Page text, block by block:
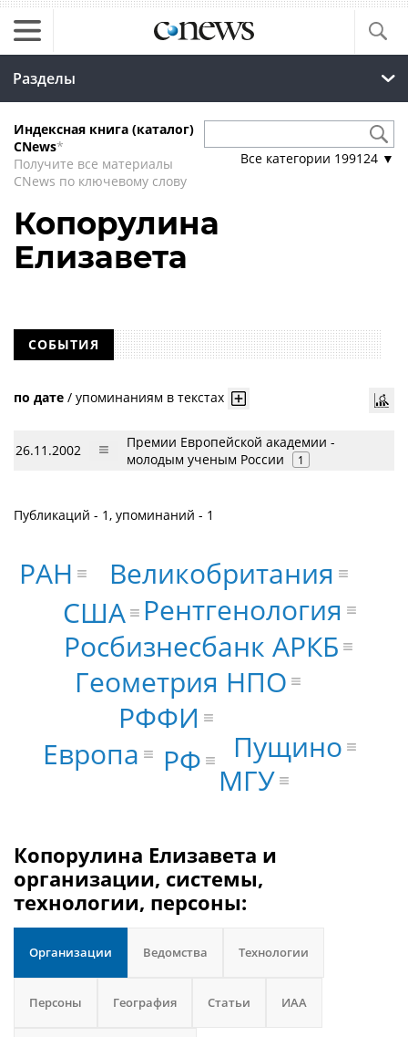
Разделы
Индексная книга (каталог)
CNews*
Получите все материалы
CNews по ключевому слову
Все категории 199124 ▼
Копорулина
Елизавета
СОБЫТИЯ
по дате / упоминаниям в текстах
26.11.2002
Премии Европейской академии -
молодым ученым России
1
Публикаций - 1, упоминаний - 1
Геометрия НПО
Росбизнесбанк АРКБ
РФФИ
Рентгенология
Пущино
Европа
США
РФ
Великобритания
РАН
МГУ
Копорулина Елизавета и
организации, системы,
технологии, персоны:
Организации Ведомства Технологии
Персоны География Статьи ИАА